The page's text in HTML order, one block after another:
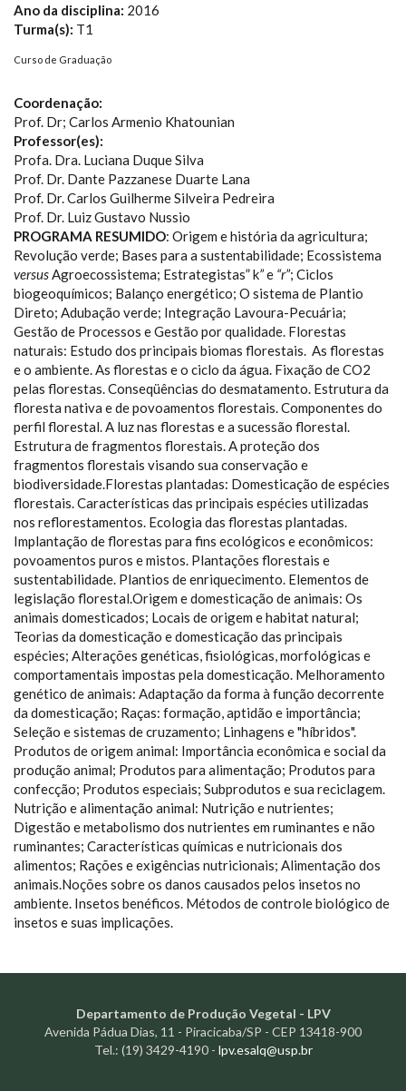
Ano da disciplina: 2016
Turma(s): T1
Curso de Graduação
Coordenação:
Prof. Dr; Carlos Armenio Khatounian
Professor(es):
Profa. Dra. Luciana Duque Silva
Prof. Dr. Dante Pazzanese Duarte Lana
Prof. Dr. Carlos Guilherme Silveira Pedreira
Prof. Dr. Luiz Gustavo Nussio
PROGRAMA RESUMIDO: Origem e história da agricultura;
Revolução verde; Bases para a sustentabilidade; Ecossistema
versusAgroecossistema; Estrategistas” k”e “r”; Ciclos
biogeoquímicos; Balanço energético; O sistema de Plantio
Direto; Adubação verde; Integração Lavoura-Pecuária;
Gestão de Processos e Gestão por qualidade. Florestas
naturais: Estudo dos principais biomas florestais. As florestas
e o ambiente. As florestas e o ciclo da água. Fixação de CO2
pelas florestas. Conseqüências do desmatamento. Estrutura da
floresta nativa e de povoamentos florestais. Componentes do
perfil florestal. A luz nas florestas e a sucessão florestal.
Estrutura de fragmentos florestais. A proteção dos
fragmentos florestais visando sua conservação e
biodiversidade.Florestas plantadas: Domesticação de espécies
florestais. Características das principais espécies utilizadas
nos reflorestamentos. Ecologia das florestas plantadas.
Implantação de florestas para fins ecológicos e econômicos:
povoamentos puros e mistos. Plantações florestais e
sustentabilidade. Plantios de enriquecimento. Elementos de
legislação florestal.Origem e domesticação de animais: Os
animais domesticados; Locais de origem e habitat natural;
Teorias da domesticação e domesticação das principais
espécies; Alterações genéticas, fisiológicas, morfológicas e
comportamentais impostas pela domesticação. Melhoramento
genético de animais: Adaptação da forma à função decorrente
da domesticação; Raças: formação, aptidão e importância;
Seleção e sistemas de cruzamento; Linhagens e "híbridos".
Produtos de origem animal: Importância econômica e social da
produção animal; Produtos para alimentação; Produtos para
confecção; Produtos especiais; Subprodutos e sua reciclagem.
Nutrição e alimentação animal: Nutrição e nutrientes;
Digestão e metabolismo dos nutrientes em ruminantes e não
ruminantes; Características químicas e nutricionais dos
alimentos; Rações e exigências nutricionais; Alimentação dos
animais.Noções sobre os danos causados pelos insetos no
ambiente. Insetos benéficos. Métodos de controle biológico de
insetos e suas implicações.
Departamento de Produção Vegetal - LPV
Avenida Pádua Dias, 11 - Piracicaba/SP - CEP 13418-900
Tel.: (19) 3429-4190 - lpv.esalq@usp.br